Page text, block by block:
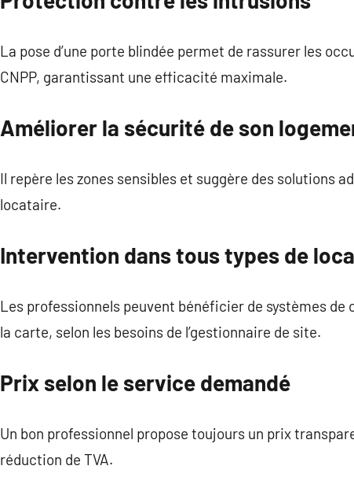
La pose d’une porte blindée permet de rassurer les
CNPP, garantissant une efficacité maximale.
Améliorer la sécurité de son
Il repère les zones sensibles et suggère des solutions
locataire.
Intervention dans tous types de
Les professionnels peuvent bénéficier de systèmes
la carte, selon les besoins de l’gestionnaire de site.
Prix selon le service demandé
Un bon professionnel propose toujours un prix
réduction de TVA.